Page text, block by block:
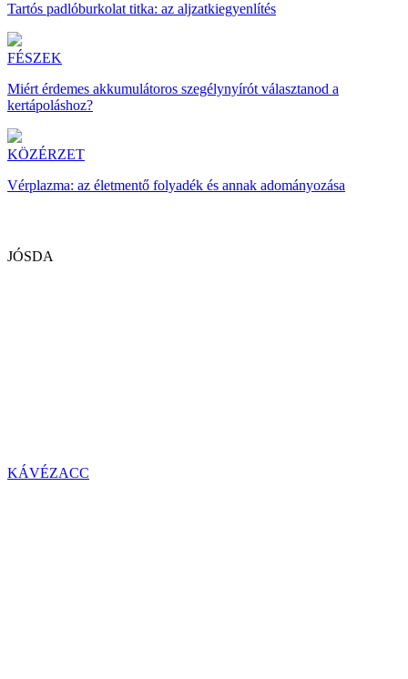
Tartós padlóburkolat titka: az aljzatkiegyenlítés
FÉSZEK
Miért érdemes akkumulátoros szegélynyírót választanod a
kertápoláshoz?
KÖZÉRZET
Vérplazma: az életmentő folyadék és annak adományozása
JÓSDA
KÁVÉZACC